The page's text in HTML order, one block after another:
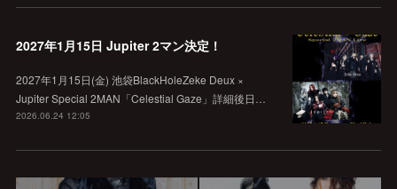
2027年1月15日 Jupiter 2マン決定！
2027年1月15日(金) 池袋BlackHoleZeke Deux ×
Jupiter Special 2MAN「Celestial Gaze」詳細後日…
2026.06.24 12:05